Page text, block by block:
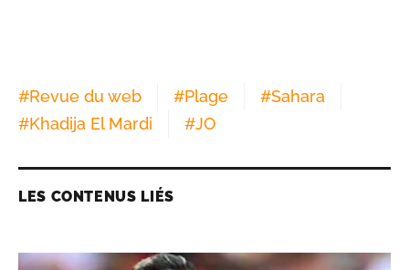
#Khadija El Mardi #JO
LES CONTENUS LIÉS